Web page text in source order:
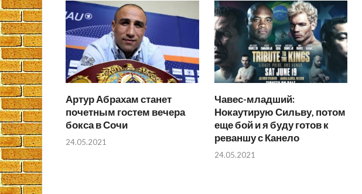
Артур Абрахам станет
почетным гостем вечера
бокса в Сочи
24.05.2021
Чавес-младший:
Нокаутирую Сильву, потом
еще бой и я буду готов к
реваншу с Канело
24.05.2021